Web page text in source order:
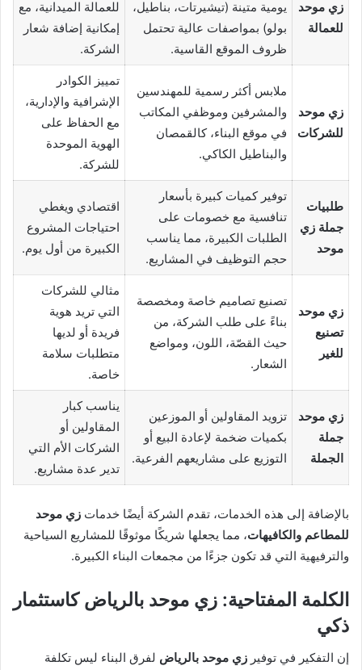
زي موحد
للعمالة
يومية متينة (تيشيرتات، بناطيل،
بولو) بمواصفات عالية تحتمل
ظروف الموقع القاسية.
للعمالة الميدانية، مع
إمكانية إضافة شعار
الشركة.
زي موحد
للشركات
ملابس أكثر رسمية للمهندسين
والمشرفين وموظفي المكاتب
في موقع البناء، كالقمصان
والبناطيل الكاكي.
تمييز الكوادر
الإشرافية والإدارية،
مع الحفاظ على
الهوية الموحدة
للشركة.
طلبيات
جملة زي
موحد
توفير كميات كبيرة بأسعار
تنافسية مع خصومات على
الطلبات الكبيرة، مما يناسب
حجم التوظيف في المشاريع.
اقتصادي ويغطي
احتياجات المشروع
الكبيرة من أول يوم.
زي موحد
تصنيع
للغير
تصنيع تصاميم خاصة ومخصصة
بناءً على طلب الشركة، من
حيث القصّة، اللون، ومواضع
الشعار.
مثالي للشركات
التي تريد هوية
فريدة أو لديها
متطلبات سلامة
خاصة.
زي موحد
جملة
الجملة
تزويد المقاولين أو الموزعين
بكميات ضخمة لإعادة البيع أو
التوزيع على مشاريعهم الفرعية.
يناسب كبار
المقاولين أو
الشركات الأم التي
تدير عدة مشاريع.
بالإضافة إلى هذه الخدمات، تقدم الشركة أيضًا خدمات زي موحد
للمطاعم والكافيهات، مما يجعلها شريكًا موثوقًا للمشاريع السياحية
والترفيهية التي قد تكون جزءًا من مجمعات البناء الكبيرة.
الكلمة المفتاحية: زي موحد بالرياض كاستثمار
ذكي
إن التفكير في توفير زي موحد بالرياض لفرق البناء ليس تكلفة